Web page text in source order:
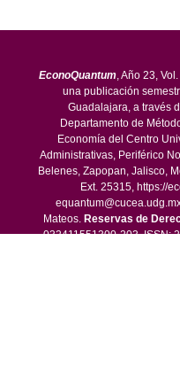
EconoQuantum , Año 23,
una publicación
Guadalajara, a través
Departamento de
Economía del Centro
Administrativas, Periférico
Belenes, Zapopan, Jalisco,
Ext. 25315, https://
Mateos. Reservas de
032411551300-203, ISSN: